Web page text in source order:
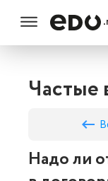
Частые
keyboard_backspace
Надо ли